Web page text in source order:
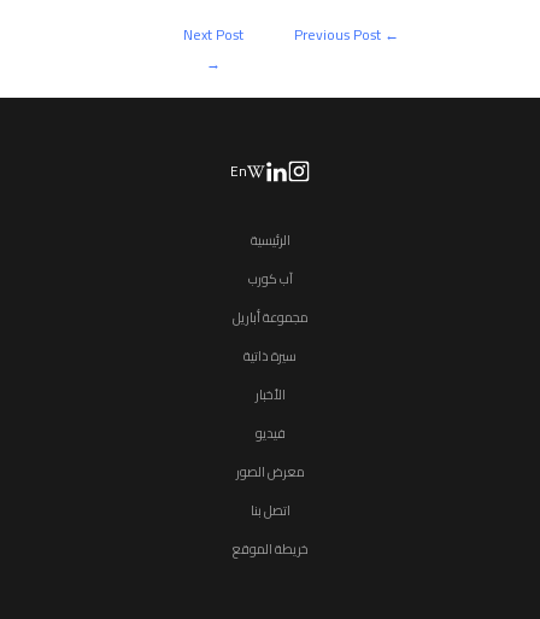
←
Previous Post
Next Post
→
En
الرئيسية
آب كورب
مجموعة أباريل
سيرة ذاتية
الأخبار
فيديو
معرض الصور
اتصل بنا
خريطة الموقع